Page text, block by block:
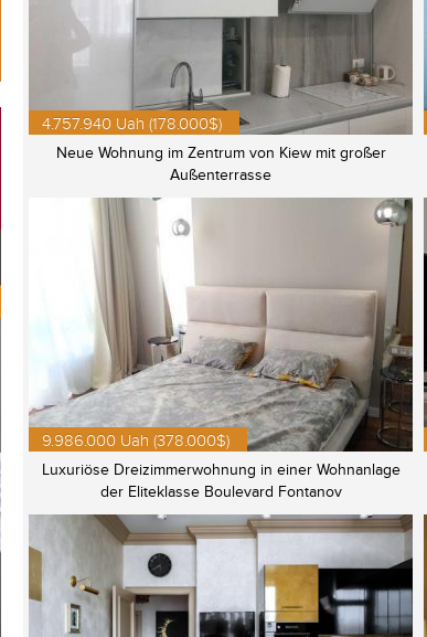
4.757.940 Uah (178.000$)
Neue Wohnung im Zentrum von Kiew mit großer
Außenterrasse
9.986.000 Uah (378.000$)
Luxuriöse Dreizimmerwohnung in einer Wohnanlage
der Eliteklasse Boulevard Fontanov